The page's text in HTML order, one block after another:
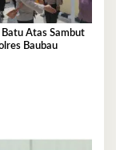
Atas Sambut
Baubau